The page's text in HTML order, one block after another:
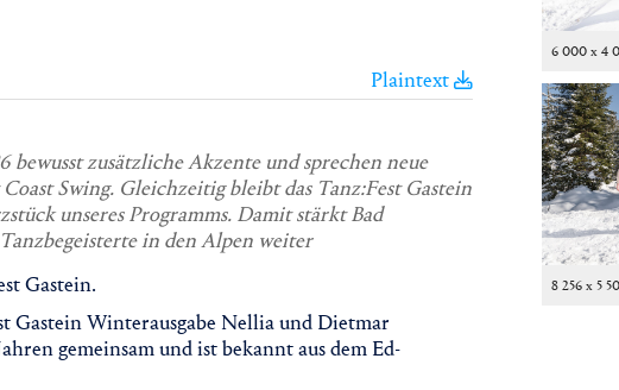
Plaintext
zusätzliche Akzente und sprechen neue
Swing. Gleichzeitig bleibt das Tanz:Fest Gastein
unseres Programms. Damit stärkt Bad
in den Alpen weiter
Gastein.
Gastein Winterausgabe Nellia und Dietmar
gemeinsam und ist bekannt aus dem Ed-
6 000 x 4
8 256 x 5